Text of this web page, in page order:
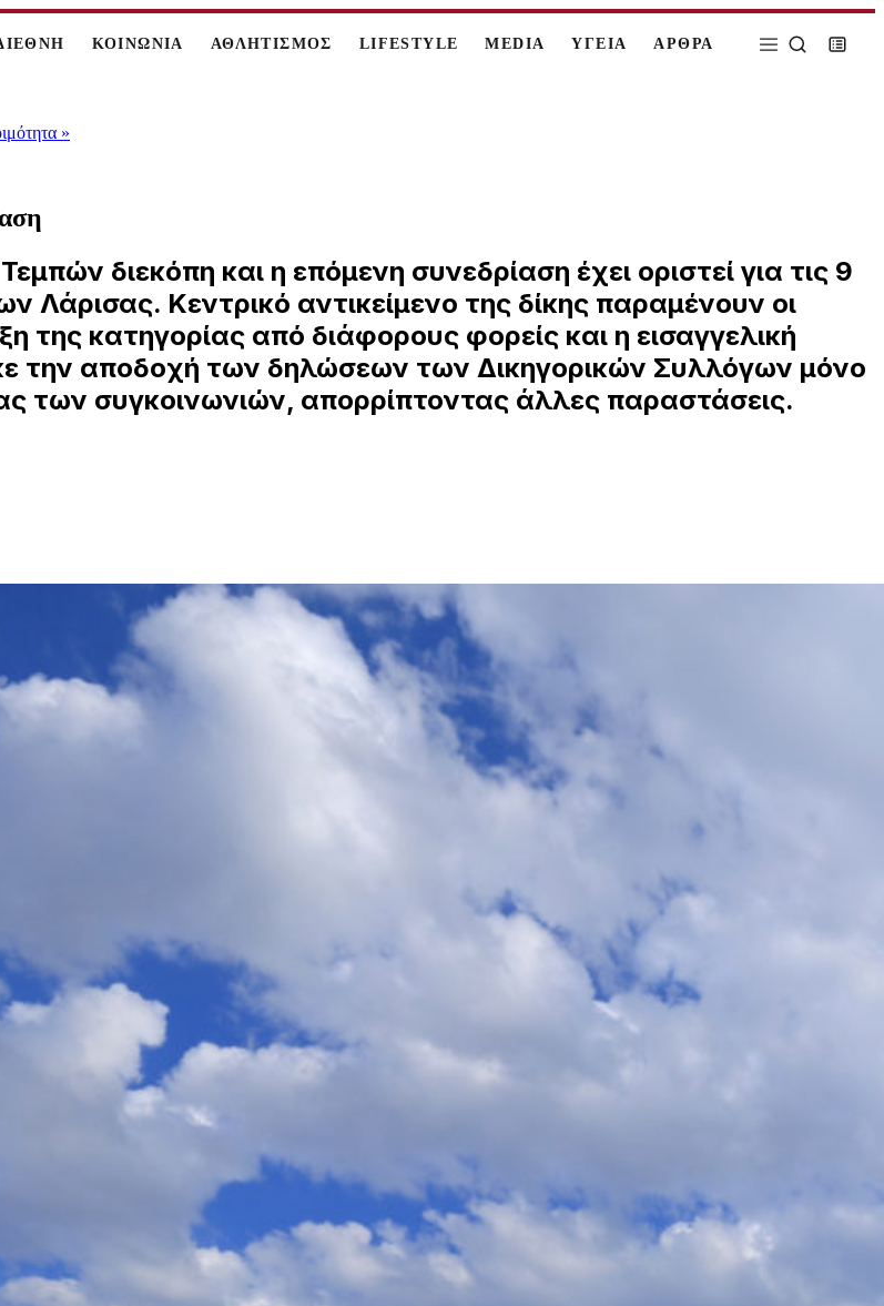
ΚΟΙΝΩΝΙΑ ΑΘΛΗΤΙΣΜΟΣ LIFESTYLE MEDIA ΥΓΕΙΑ ΑΡΘΡΑ
»
διεκόπη και η επόμενη συνεδρίαση έχει οριστεί για τις 9
Λάρισας. Κεντρικό αντικείμενο της δίκης παραμένουν οι
της κατηγορίας από διάφορους φορείς και η εισαγγελική
την αποδοχή των δηλώσεων των Δικηγορικών Συλλόγων μόνο
των συγκοινωνιών, απορρίπτοντας άλλες παραστάσεις.